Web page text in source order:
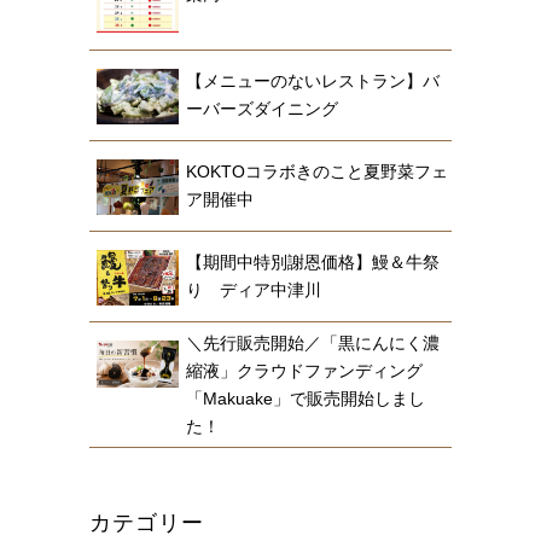
【メニューのないレストラン】バ
ーバーズダイニング
KOKTOコラボきのこと夏野菜フェ
ア開催中
【期間中特別謝恩価格】鰻＆牛祭
り ディア中津川
＼先行販売開始／「黒にんにく濃
縮液」クラウドファンディング
「Makuake」で販売開始しまし
た！
カテゴリー